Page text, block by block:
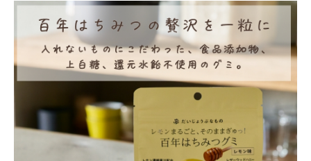
アカウント情報
ようこそ ゲスト 様
meeting_room person 会員登録